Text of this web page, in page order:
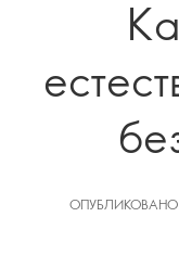
ОПУБЛИКОВАНО: